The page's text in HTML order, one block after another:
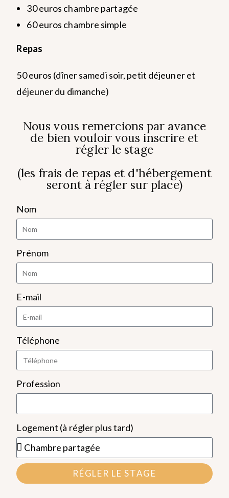
30 euros chambre partagée
60 euros chambre simple
Repas
50 euros (dîner samedi soir, petit déjeuner et
déjeuner du dimanche)
Nous vous remercions par avance
de bien vouloir vous inscrire et
régler le stage
(les frais de repas et d'hébergement
seront à régler sur place)
Nom
Prénom
E-mail
Téléphone
Profession
Logement (à régler plus tard)
RÉGLER LE STAGE